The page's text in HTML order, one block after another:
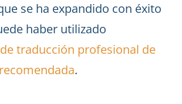
se ha expandido con éxito
haber utilizado
traducción profesional de
.